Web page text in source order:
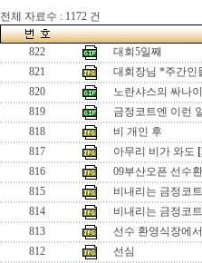
전체 자료수 : 1172 건
822
대회5일째
821
대회장님 *주간인
820
노란샤스의 싸나이
819
금정코트엔 이런
818
비 개인 후
817
아무리 비가 와도
816
09부산오픈 선수
815
비내리는 금정코트
814
비내리는 금정코
813
선수 환영식장에서
812
선심